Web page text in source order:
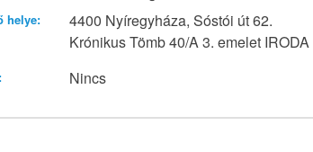
helye:
4400 Nyíregyháza, Sóstói út 62.
Krónikus Tömb 40/A 3. emelet IRODA
Nincs